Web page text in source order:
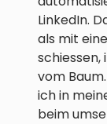
LinkedIn.
als mit
vom
ich in
beim